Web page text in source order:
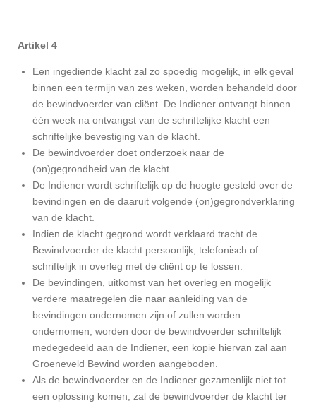
Artikel 4
Een ingediende klacht zal zo spoedig mogelijk, in elk geval
binnen een termijn van zes weken, worden behandeld door
de bewindvoerder van cliënt. De Indiener ontvangt binnen
één week na ontvangst van de schriftelijke klacht een
schriftelijke bevestiging van de klacht.
De bewindvoerder doet onderzoek naar de
(on)gegrondheid van de klacht.
De Indiener wordt schriftelijk op de hoogte gesteld over de
bevindingen en de daaruit volgende (on)gegrondverklaring
van de klacht.
Indien de klacht gegrond wordt verklaard tracht de
Bewindvoerder de klacht persoonlijk, telefonisch of
schriftelijk in overleg met de cliënt op te lossen.
De bevindingen, uitkomst van het overleg en mogelijk
verdere maatregelen die naar aanleiding van de
bevindingen ondernomen zijn of zullen worden
ondernomen, worden door de bewindvoerder schriftelijk
medegedeeld aan de Indiener, een kopie hiervan zal aan
Groeneveld Bewind worden aangeboden.
Als de bewindvoerder en de Indiener gezamenlijk niet tot
een oplossing komen, zal de bewindvoerder de klacht ter